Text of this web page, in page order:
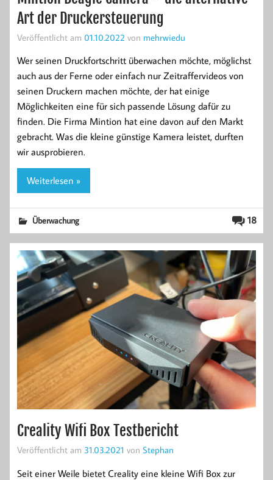
Art der Druckersteuerung
Veröffentlicht am 01.10.2022 von mehrwiedu
Wer seinen Druckfortschritt überwachen möchte, möglichst
auch aus der Ferne oder einfach nur Zeitraffervideos von
seinen Druckern machen möchte, der hat einige
Möglichkeiten eine für sich passende Lösung dafür zu
finden. Die Firma Mintion hat eine davon auf den Markt
gebracht. Was die kleine günstige Kamera leistet, durften
wir ausprobieren.
Weiterlesen »
18
Überwachung
Creality Wifi Box Testbericht
Veröffentlicht am 31.03.2021 von Stephan
Seit einer Weile bietet Creality eine kleine Wifi Box zur